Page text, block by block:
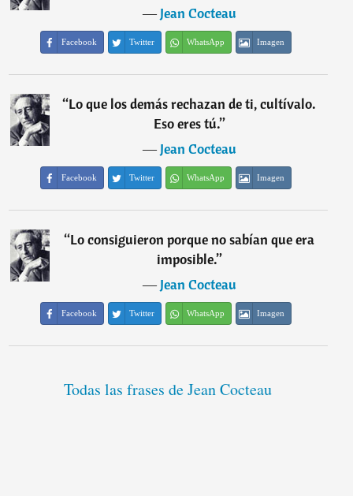
―Jean Cocteau
Facebook Twitter WhatsApp Imagen
“Lo que los demás rechazan de ti, cultívalo.
Eso eres tú.”
―Jean Cocteau
Facebook Twitter WhatsApp Imagen
“Lo consiguieron porque no sabían que era
imposible.”
―Jean Cocteau
Facebook Twitter WhatsApp Imagen
Todas las frases de Jean Cocteau